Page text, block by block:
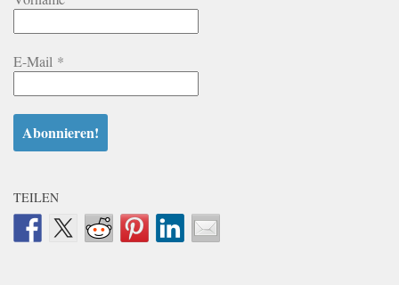
E-Mail *
TEILEN